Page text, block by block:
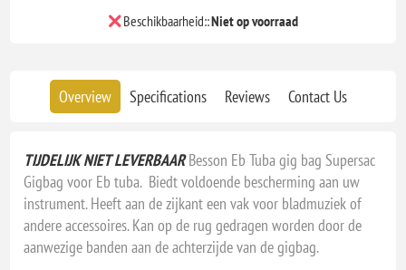
Beschikbaarheid::Niet op voorraad
Overview Specifications Reviews Contact Us
TIJDELIJK NIET LEVERBAARBesson Eb Tuba gig bag Supersac
Gigbag voor Eb tuba. Biedt voldoende bescherming aan uw
instrument. Heeft aan de zijkant een vak voor bladmuziek of
andere accessoires. Kan op de rug gedragen worden door de
aanwezige banden aan de achterzijde van de gigbag.